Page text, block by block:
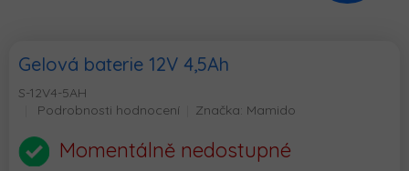
Gelová baterie 12V 4,5Ah
S-12V4-5AH
Průměrné
produktu
je
Podrobnosti hodnocení Značka: Mamido
Momentálně nedostupné